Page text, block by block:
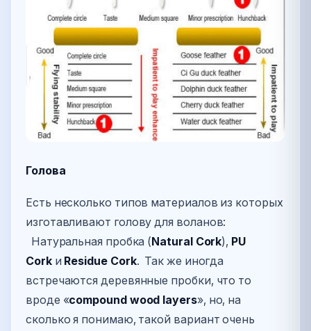
Голова
Есть несколько типов материалов из которых
изготавливают голову для воланов:
Натуральная пробка (Natural Cork), PU
Corkи Residue Cork. Так же иногда
встречаются деревянные пробки, что то
вроде «compound wood layers», но, на
сколько я понимаю, такой вариант очень